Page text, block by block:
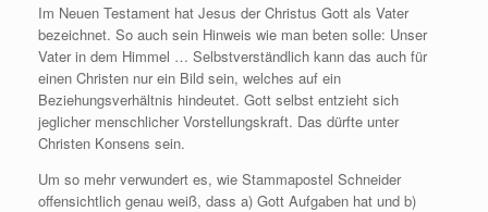
Im Neuen Testament hat Jesus der Christus Gott als Vater
bezeichnet. So auch sein Hinweis wie man beten solle: Unser
Vater in dem Himmel … Selbstverständlich kann das auch für
einen Christen nur ein Bild sein, welches auf ein
Beziehungsverhältnis hindeutet. Gott selbst entzieht sich
jeglicher menschlicher Vorstellungskraft. Das dürfte unter
Christen Konsens sein.
Um so mehr verwundert es, wie Stammapostel Schneider
offensichtlich genau weiß, dass a) Gott Aufgaben hat und b)